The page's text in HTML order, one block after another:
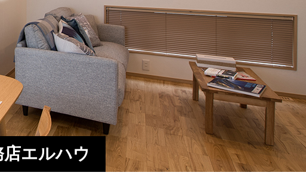
エルハウ